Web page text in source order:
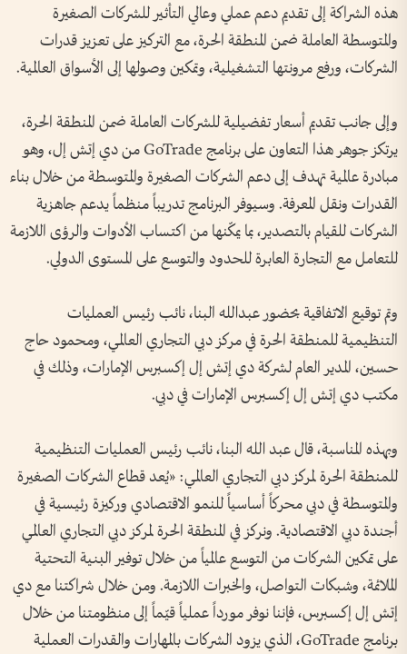
هذه الشراكة إلى تقديم دعم عملي وعالي التأثير للشركات الصغيرة
والمتوسطة العاملة ضمن المنطقة الحرة، مع التركيز على تعزيز قدرات
الشركات، ورفع مرونتها التشغيلية، وتمكين وصولها إلى الأسواق العالمية.
وإلى جانب تقديم أسعار تفضيلية للشركات العاملة ضمن المنطقة الحرة،
يرتكز جوهر هذا التعاون على برنامج GoTrade من دي إتش إل، وهو
مبادرة عالمية تهدف إلى دعم الشركات الصغيرة والمتوسطة من خلال بناء
القدرات ونقل المعرفة. وسيوفر البرنامج تدريباً منظماً يدعم جاهزية
الشركات للقيام بالتصدير، بما يمكّنها من اكتساب الأدوات والرؤى اللازمة
للتعامل مع التجارة العابرة للحدود والتوسع على المستوى الدولي.
وتم توقيع الاتفاقية بحضور عبدالله البنا، نائب رئيس العمليات
التنظيمية للمنطقة الحرة في مركز دبي التجاري العالمي، ومحمود حاج
حسين، المدير العام لشركة دي إتش إل إكسبرس الإمارات، وذلك في
مكتب دي إتش إل إكسبرس الإمارات في دبي.
وبهذه المناسبة، قال عبد الله البنا، نائب رئيس العمليات التنظيمية
للمنطقة الحرة لمركز دبي التجاري العالمي: «يُعد قطاع الشركات الصغيرة
والمتوسطة في دبي محركاً أساسياً للنمو الاقتصادي وركيزة رئيسية في
أجندة دبي الاقتصادية. ونركز في المنطقة الحرة لمركز دبي التجاري العالمي
على تمكين الشركات من التوسع عالمياً من خلال توفير البنية التحتية
الملائمة، وشبكات التواصل، والخبرات اللازمة. ومن خلال شراكتنا مع دي
إتش إل إكسبرس، فإننا نوفر مورداً عملياً قيّماً إلى منظومتنا من خلال
برنامج GoTrade، الذي يزود الشركات بالمهارات والقدرات العملية